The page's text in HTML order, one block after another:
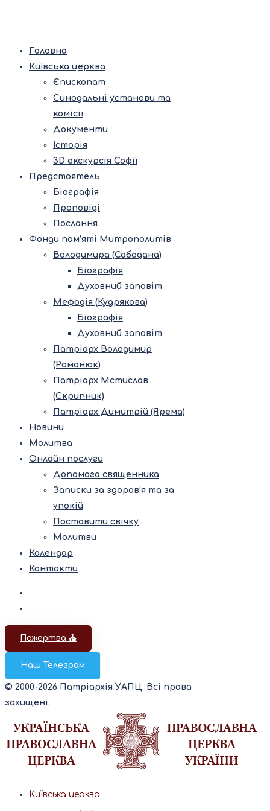
Головна
Київська церква
Єпископат
Синодальні установи та
комісії
Документи
Історія
3D екскурсія Софії
Предстоятель
Біографія
Проповіді
Послання
Фонди пам’яті Митрополитів
Володимира (Сабодана)
Біографія
Духовний заповіт
Мефодія (Кудрякова)
Біографія
Духовний заповіт
Патріарх Володимир
(Романюк)
Патріарх Мстислав
(Скрипник)
Патріарх Димитрій (Ярема)
Новини
Молитва
Онлайн послуги
Допомога священника
Записки за здоров’я та за
упокій
Поставити свічку
Молитви
Календар
Контакти
Пожертва ⛪️
Наш Телеграм
© 2000-2026 Патріархія УАПЦ. Всі права
захищені.
Київська церква